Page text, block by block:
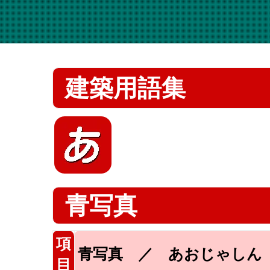
建築用語集
青写真
項
目
青写真 ／ あおじゃしん